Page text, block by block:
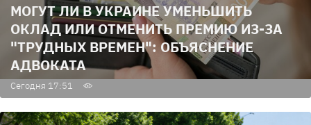
МОГУТ ЛИ В УКРАИНЕ УМЕНЬШИТЬ
ОКЛАД ИЛИ ОТМЕНИТЬ ПРЕМИЮ ИЗ-ЗА
"ТРУДНЫХ ВРЕМЕН": ОБЪЯСНЕНИЕ
АДВОКАТА
Сегодня 17:51